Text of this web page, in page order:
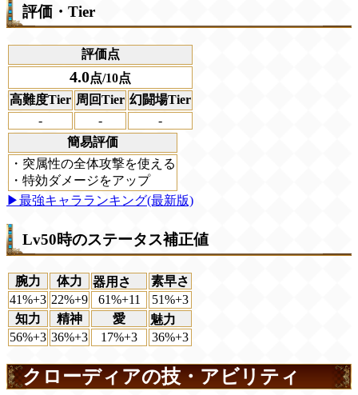
評価・Tier
評価点
4.0点/10点
高難度Tier 周回Tier 幻闘場Tier
-
-
-
簡易評価
・突属性の全体攻撃を使える
・特効ダメージをアップ
▶最強キャラランキング(最新版)
Lv50時のステータス補正値
腕力 体力 器用さ
素早さ
41%+3 22%+9 61%+11
51%+3
知力
精神 愛
魅力
56%+3 36%+3 17%+3 36%+3
クローディアの技・アビリティ